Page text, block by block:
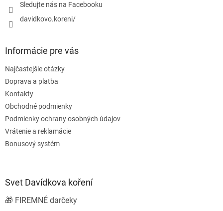
Sledujte nás na Facebooku
davidkovo.koreni/
Informácie pre vás
Najčastejšie otázky
Doprava a platba
Kontakty
Obchodné podmienky
Podmienky ochrany osobných údajov
Vrátenie a reklamácie
Bonusový systém
Svet Davídkova koření
🎁 FIREMNÉ darčeky